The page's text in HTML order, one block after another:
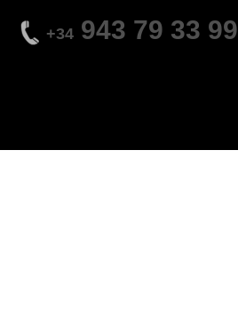
+34 943 79 33 99